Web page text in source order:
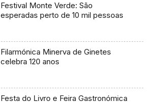
Festival Monte Verde: São
esperadas perto de 10 mil pessoas
Filarmónica Minerva de Ginetes
celebra 120 anos
Festa do Livro e Feira Gastronómica